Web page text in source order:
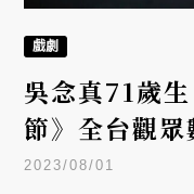
戲劇
吳念真71歲
節》全台觀
2023/08/01